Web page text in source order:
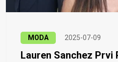
MODA 2025-07-09
Lauren Sanchez Prvi